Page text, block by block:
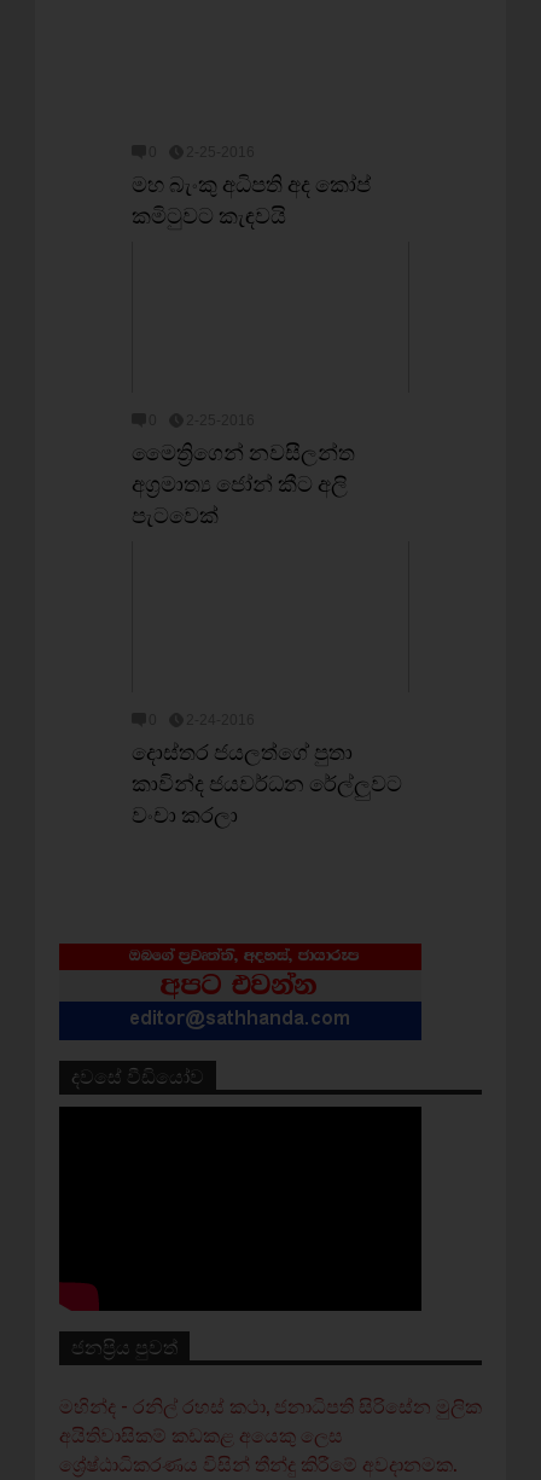
මහ බැංකු අධිපති අද කෝප්
කමිටුවට කැඳවයි
මෛත්‍රිගෙන් නවසීලන්ත
අග්‍රමාත්‍ය ජෝන් කීට අලි
පැටවෙක්
දොස්තර ජයලත්ගේ පුතා
කාවින්ද ජයවර්ධන රේල්ලුවට
වංචා කරලා
දවසේ වීඩියෝව
ජනප්‍රිය පුවත්
මහින්ද - රනිල් රහස් කථා, ජනාධිපති සිරිසේන මුලික
අයිතිවාසිකම් කඩකළ අයෙකු ලෙස
ශ්‍රේෂ්ඨාධිකරණය විසින් තීන්දු කිරීමේ අවදානමක.